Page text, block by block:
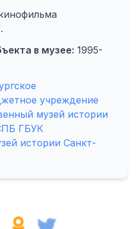
в музее: 1995-
учреждение
музей истории
ГБУК
истории Санкт-